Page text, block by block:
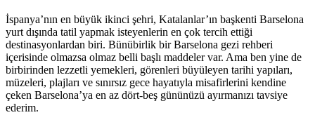
İspanya’nın en büyük ikinci şehri, Katalanlar’ın başkenti Barselona
yurt dışında tatil yapmak isteyenlerin en çok tercih ettiği
destinasyonlardan biri. Bünübirlik bir Barselona gezi rehberi
içerisinde olmazsa olmaz belli başlı maddeler var. Ama ben yine de
birbirinden lezzetli yemekleri, görenleri büyüleyen tarihi yapıları,
müzeleri, plajları ve sınırsız gece hayatıyla misafirlerini kendine
çeken Barselona’ya en az dört-beş gününüzü ayırmanızı tavsiye
ederim.